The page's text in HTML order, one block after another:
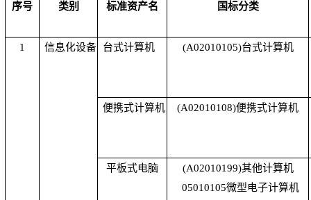
序号 类别 标准资产名 国标分类
1 信息化设备 台式计算机 (A02010105)台式计算机
便携式计算机 (A02010108)便携式计算机
平板式电脑 (A02010199)其他计算机
05010105微型电子计算机